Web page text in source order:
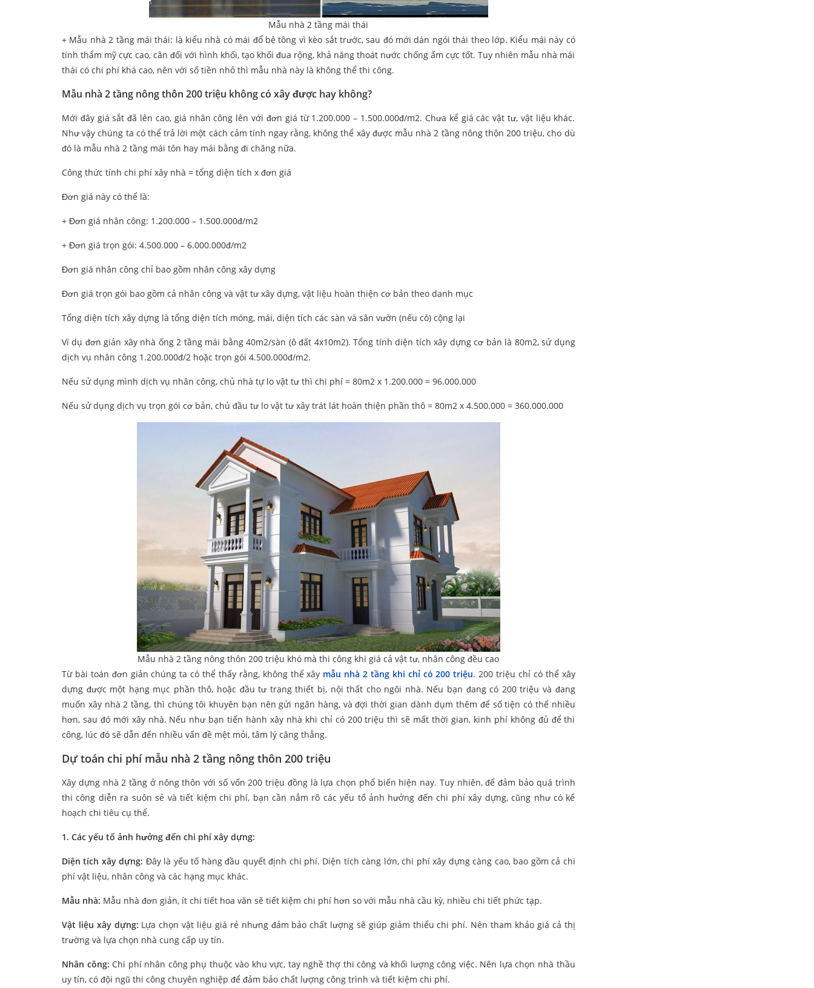
Mẫu nhà 2 tầng mái thái
+ Mẫu nhà 2 tầng mái thái: là kiểu nhà có mái đổ bê tông vì kèo sắt trước, sau đó mới dán ngói thái theo lớp. Kiểu mái này có
tính thẩm mỹ cực cao, cân đối với hình khối, tạo khối đua rộng, khả năng thoát nước chống ấm cực tốt. Tuy nhiên mẫu nhà mái
thái có chi phí khá cao, nên với số tiền nhỏ thì mẫu nhà này là không thể thi công.
Mẫu nhà 2 tầng nông thôn 200 triệu không có xây được hay không?
Mới đây giá sắt đã lên cao, giá nhân công lên với đơn giá từ 1.200.000 – 1.500.000đ/m2. Chưa kể giá các vật tư, vật liệu khác.
Như vậy chúng ta có thể trả lời một cách cảm tính ngay rằng, không thể xây được mẫu nhà 2 tầng nông thôn 200 triệu, cho dù
đó là mẫu nhà 2 tầng mái tôn hay mái bằng đi chăng nữa.
Công thức tính chi phí xây nhà = tổng diện tích x đơn giá
Đơn giá này có thể là:
+ Đơn giá nhân công: 1.200.000 – 1.500.000đ/m2
+ Đơn giá trọn gói: 4.500.000 – 6.000.000đ/m2
Đơn giá nhân công chỉ bao gồm nhân công xây dựng
Đơn giá trọn gói bao gồm cả nhân công và vật tư xây dựng, vật liệu hoàn thiện cơ bản theo danh mục
Tổng diện tích xây dựng là tổng diện tích móng, mái, diện tích các sàn và sân vườn (nếu có) cộng lại
Ví dụ đơn giản xây nhà ống 2 tầng mái bằng 40m2/sàn (ô đất 4x10m2). Tổng tính diện tích xây dựng cơ bản là 80m2, sử dụng
dịch vụ nhân công 1.200.000đ/2 hoặc trọn gói 4.500.000đ/m2.
Nếu sử dụng mình dịch vụ nhân công, chủ nhà tự lo vật tư thì chi phí = 80m2 x 1.200.000 = 96.000.000
Nếu sử dụng dịch vụ trọn gói cơ bản, chủ đầu tư lo vật tư xây trát lát hoàn thiện phần thô = 80m2 x 4.500.000 = 360.000.000
Mẫu nhà 2 tầng nông thôn 200 triệu khó mà thi công khi giá cả vật tư, nhân công đều cao
Từ bài toán đơn giản chúng ta có thể thấy rằng, không thể xây mẫu nhà 2 tầng khi chỉ có 200 triệu. 200 triệu chỉ có thể xây
dựng được một hạng mục phần thô, hoặc đầu tư trang thiết bị, nội thất cho ngôi nhà. Nếu bạn đang có 200 triệu và đang
muốn xây nhà 2 tầng, thì chúng tôi khuyên bạn nên gửi ngân hàng, và đợi thời gian dành dụm thêm để số tiện có thể nhiều
hơn, sau đó mới xây nhà. Nếu như bạn tiến hành xây nhà khi chỉ có 200 triệu thì sẽ mất thời gian, kinh phí không đủ để thi
công, lúc đó sẽ dẫn đến nhiều vấn đề mệt mỏi, tâm lý căng thẳng.
Dự toán chi phí mẫu nhà 2 tầng nông thôn 200 triệu
Xây dựng nhà 2 tầng ở nông thôn với số vốn 200 triệu đồng là lựa chọn phổ biến hiện nay. Tuy nhiên, để đảm bảo quá trình
thi công diễn ra suôn sẻ và tiết kiệm chi phí, bạn cần nắm rõ các yếu tố ảnh hưởng đến chi phí xây dựng, cũng như có kế
hoạch chi tiêu cụ thể.
1. Các yếu tố ảnh hưởng đến chi phí xây dựng:
Diện tích xây dựng: Đây là yếu tố hàng đầu quyết định chi phí. Diện tích càng lớn, chi phí xây dựng càng cao, bao gồm cả chi
phí vật liệu, nhân công và các hạng mục khác.
Mẫu nhà: Mẫu nhà đơn giản, ít chi tiết hoa văn sẽ tiết kiệm chi phí hơn so với mẫu nhà cầu kỳ, nhiều chi tiết phức tạp.
Vật liệu xây dựng: Lựa chọn vật liệu giá rẻ nhưng đảm bảo chất lượng sẽ giúp giảm thiểu chi phí. Nên tham khảo giá cả thị
trường và lựa chọn nhà cung cấp uy tín.
Nhân công: Chi phí nhân công phụ thuộc vào khu vực, tay nghề thợ thi công và khối lượng công việc. Nên lựa chọn nhà thầu
uy tín, có đội ngũ thi công chuyên nghiệp để đảm bảo chất lượng công trình và tiết kiệm chi phí.